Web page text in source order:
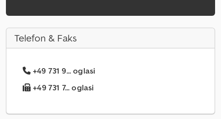
Telefon & Faks
+49 731 9... oglasi
+49 731 7... oglasi